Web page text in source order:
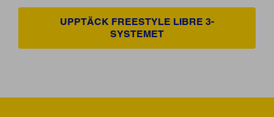
UPPTÄCK FREESTYLE LIBRE 3-
SYSTEMET